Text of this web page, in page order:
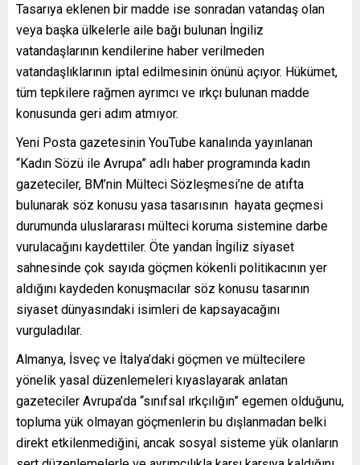
Tasarıya eklenen bir madde ise sonradan vatandaş olan
veya başka ülkelerle aile bağı bulunan İngiliz
vatandaşlarının kendilerine haber verilmeden
vatandaşlıklarının iptal edilmesinin önünü açıyor. Hükümet,
tüm tepkilere rağmen ayrımcı ve ırkçı bulunan madde
konusunda geri adım atmıyor.
Yeni Posta gazetesinin YouTube kanalında yayınlanan
“Kadın Sözü ile Avrupa” adlı haber programında kadın
gazeteciler, BM’nin Mülteci Sözleşmesi’ne de atıfta
bulunarak söz konusu yasa tasarısının hayata geçmesi
durumunda uluslararası mülteci koruma sistemine darbe
vurulacağını kaydettiler. Öte yandan İngiliz siyaset
sahnesinde çok sayıda göçmen kökenli politikacının yer
aldığını kaydeden konuşmacılar söz konusu tasarının
siyaset dünyasındaki isimleri de kapsayacağını
vurguladılar.
Almanya, İsveç ve İtalya’daki göçmen ve mültecilere
yönelik yasal düzenlemeleri kıyaslayarak anlatan
gazeteciler Avrupa’da “sınıfsal ırkçılığın” egemen olduğunu,
topluma yük olmayan göçmenlerin bu dışlanmadan belki
direkt etkilenmediğini, ancak sosyal sisteme yük olanların